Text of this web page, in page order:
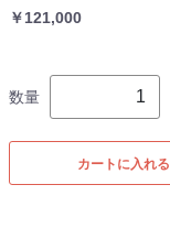
￥121,000
数量
カートに入れる